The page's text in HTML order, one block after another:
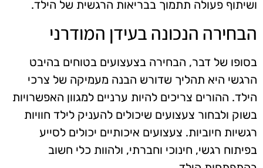
ושיתוף פעולה תתמוך בבריאות הרגשית של הילד.
הבחירה הנכונה בעידן המודרני
בסופו של דבר, הבחירה בצעצועים בטוחים בהיבט
הרגשי היא תהליך שדורש הבנה מעמיקה של צרכי
הילד. ההורים צריכים להיות ערניים למגוון האפשרויות
בשוק ולבחור צעצועים שיכולים להעניק לילד חוויות
רגשיות חיוביות. צעצועים איכותיים יכולים לסייע
בפיתוח רגשי, חינוכי וחברתי, ולהוות כלי חשוב